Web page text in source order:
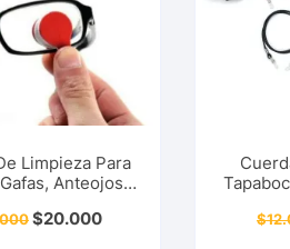
Limpieza Para
Anteojos.
Portátil,
$20.000 $